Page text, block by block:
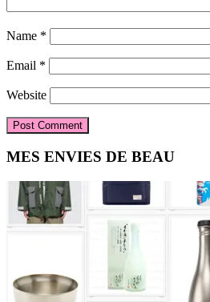
Name *
Email *
Website
Primary
Sidebar
MES ENVIES DE BEAU